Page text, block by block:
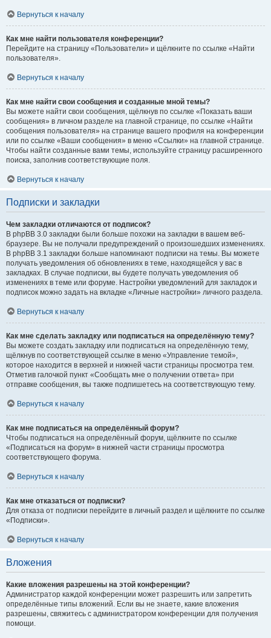
Вернуться к началу
Как мне найти пользователя конференции?
Перейдите на страницу «Пользователи» и щёлкните по ссылке «Найти
пользователя».
Вернуться к началу
Как мне найти свои сообщения и созданные мной темы?
Вы можете найти свои сообщения, щёлкнув по ссылке «Показать ваши
сообщения» в личном разделе на главной странице, по ссылке «Найти
сообщения пользователя» на странице вашего профиля на конференции
или по ссылке «Ваши сообщения» в меню «Ссылки» на главной странице.
Чтобы найти созданные вами темы, используйте страницу расширенного
поиска, заполнив соответствующие поля.
Вернуться к началу
Подписки и закладки
Чем закладки отличаются от подписок?
В phpBB 3.0 закладки были больше похожи на закладки в вашем веб-
браузере. Вы не получали предупреждений о произошедших изменениях.
В phpBB 3.1 закладки больше напоминают подписки на темы. Вы можете
получать уведомления об обновлениях в теме, находящейся у вас в
закладках. В случае подписки, вы будете получать уведомления об
изменениях в теме или форуме. Настройки уведомлений для закладок и
подписок можно задать на вкладке «Личные настройки» личного раздела.
Вернуться к началу
Как мне сделать закладку или подписаться на определённую тему?
Вы можете создать закладку или подписаться на определённую тему,
щёлкнув по соответствующей ссылке в меню «Управление темой»,
которое находится в верхней и нижней части страницы просмотра тем.
Отметив галочкой пункт «Сообщать мне о получении ответа» при
отправке сообщения, вы также подпишетесь на соответствующую тему.
Вернуться к началу
Как мне подписаться на определённый форум?
Чтобы подписаться на определённый форум, щёлкните по ссылке
«Подписаться на форум» в нижней части страницы просмотра
соответствующего форума.
Вернуться к началу
Как мне отказаться от подписки?
Для отказа от подписки перейдите в личный раздел и щёлкните по ссылке
«Подписки».
Вернуться к началу
Вложения
Какие вложения разрешены на этой конференции?
Администратор каждой конференции может разрешить или запретить
определённые типы вложений. Если вы не знаете, какие вложения
разрешены, свяжитесь с администратором конференции для получения
помощи.